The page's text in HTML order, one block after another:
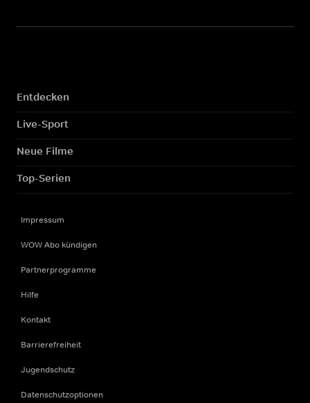
Entdecken
Live-Sport
Neue Filme
Top-Serien
Impressum
WOW Abo kündigen
Partnerprogramme
Hilfe
Kontakt
Barrierefreiheit
Jugendschutz
Datenschutzoptionen